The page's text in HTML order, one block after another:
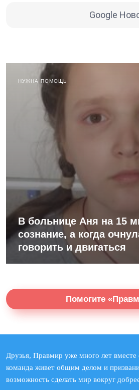
Google
НУЖНА ПОМОЩЬ
В больнице Аня на 15
сознание, а когда
говорить и двигаться
Помогите
Друзья, Правмир уже много лет
команда живет общим делом и
возможность сделать мир вокруг